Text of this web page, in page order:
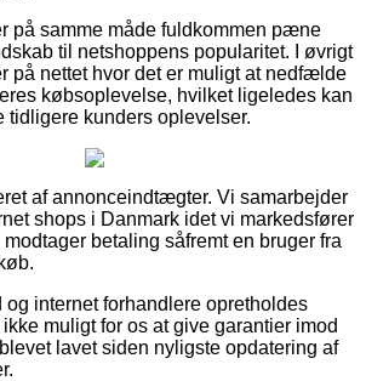
på samme måde fuldkommen pæne
til netshoppens popularitet. I øvrigt
på nettet hvor det er muligt at nedfælde
købsoplevelse, hvilket ligeledes kan
tidligere kunders oplevelser.
af annonceindtægter. Vi samarbejder
shops i Danmark idet vi markedsfører
betaling såfremt en bruger fra
og internet forhandlere opretholdes
muligt for os at give garantier imod
lavet siden nyligste opdatering af